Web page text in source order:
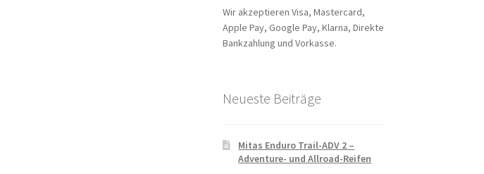
Wir akzeptieren Visa, Mastercard,
Apple Pay, Google Pay, Klarna, Direkte
Bankzahlung und Vorkasse.
Neueste Beiträge
Mitas Enduro Trail-ADV 2 –
Adventure- und Allroad-Reifen